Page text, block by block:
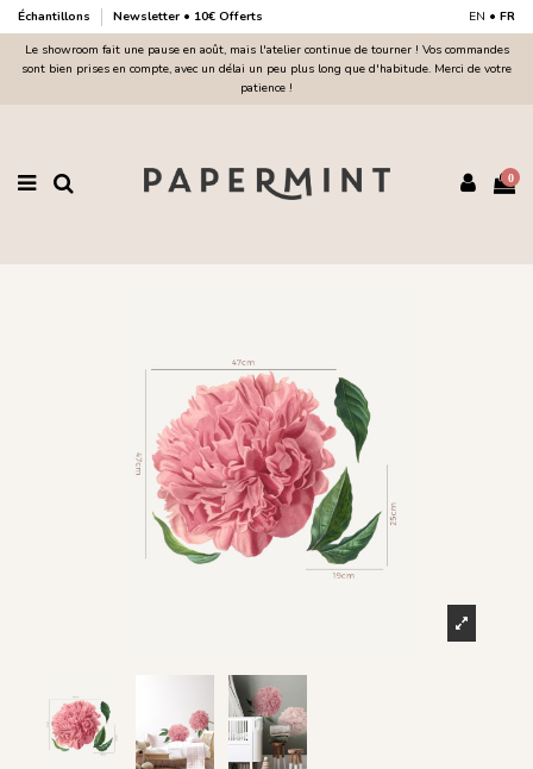
Échantillons Newsletter • 10€ Offerts EN • FR
Le showroom fait une pause en août, mais l'atelier continue de tourner ! Vos commandes
sont bien prises en compte, avec un délai un peu plus long que d'habitude. Merci de votre
patience !
0